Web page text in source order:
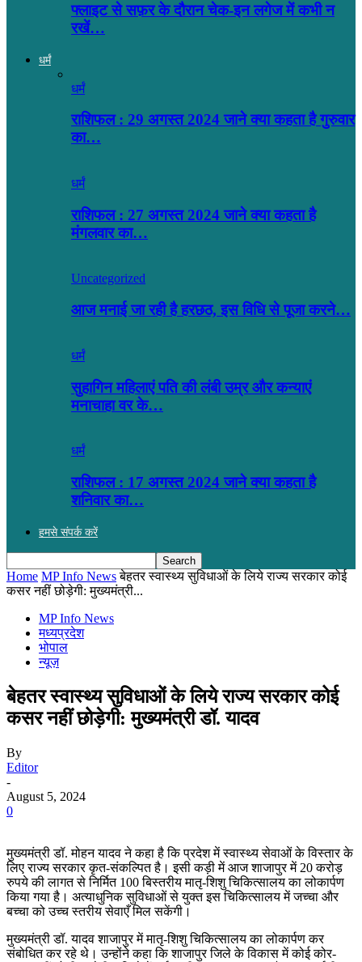
फ्लाइट से सफ़र के दौरान चेक-इन लगेज में कभी न
रखें…
धर्मं
धर्मं
राशिफल : 29 अगस्त 2024 जाने क्या कहता है गुरुवार
का…
धर्मं
राशिफल : 27 अगस्त 2024 जाने क्या कहता है
मंगलवार का…
Uncategorized
आज मनाई जा रही है हरछठ, इस विधि से पूजा करने…
धर्मं
सुहागिन महिलाएं पति की लंबी उम्र और कन्याएं
मनाचाहा वर के…
धर्मं
राशिफल : 17 अगस्त 2024 जाने क्या कहता है
शनिवार का…
हमसे संपर्क करें
Home MP Info News बेहतर स्वास्थ्य सुविधाओं के लिये राज्य सरकार कोई
कसर नहीं छोड़ेगी: मुख्यमंत्री...
MP Info News
मध्यप्रदेश
भोपाल
न्यूज़
बेहतर स्वास्थ्य सुविधाओं के लिये राज्य सरकार कोई
कसर नहीं छोड़ेगी: मुख्यमंत्री डॉ. यादव
By
Editor
-
August 5, 2024
0
मुख्यमंत्री डॉ. मोहन यादव ने कहा है कि प्रदेश में स्वास्थ्य सेवाओं के विस्तार के
लिए राज्य सरकार कृत-संकल्पित है। इसी कड़ी में आज शाजापुर में 20 करोड़
रुपये की लागत से निर्मित 100 बिस्तरीय मातृ-शिशु चिकित्सालय का लोकार्पण
किया गया है। अत्याधुनिक सुविधाओं से युक्त इस चिकित्सालय में जच्चा और
बच्चा को उच्च स्तरीय सेवाएँ मिल सकेंगी।
मुख्यमंत्री डॉ. यादव शाजापुर में मातृ-शिशु चिकित्सालय का लोकार्पण कर
संबोधित कर रहे थे। उन्होंने कहा कि शाजापुर जिले के विकास में कोई कोर-